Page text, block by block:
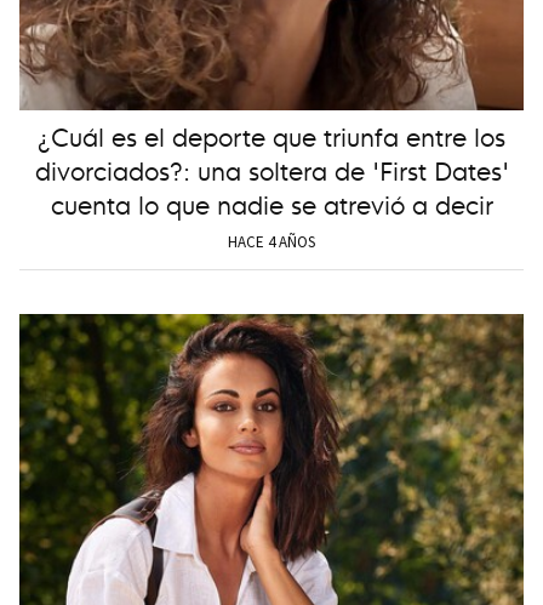
¿Cuál es el deporte que triunfa entre los
divorciados?: una soltera de 'First Dates'
cuenta lo que nadie se atrevió a decir
HACE 4 AÑOS